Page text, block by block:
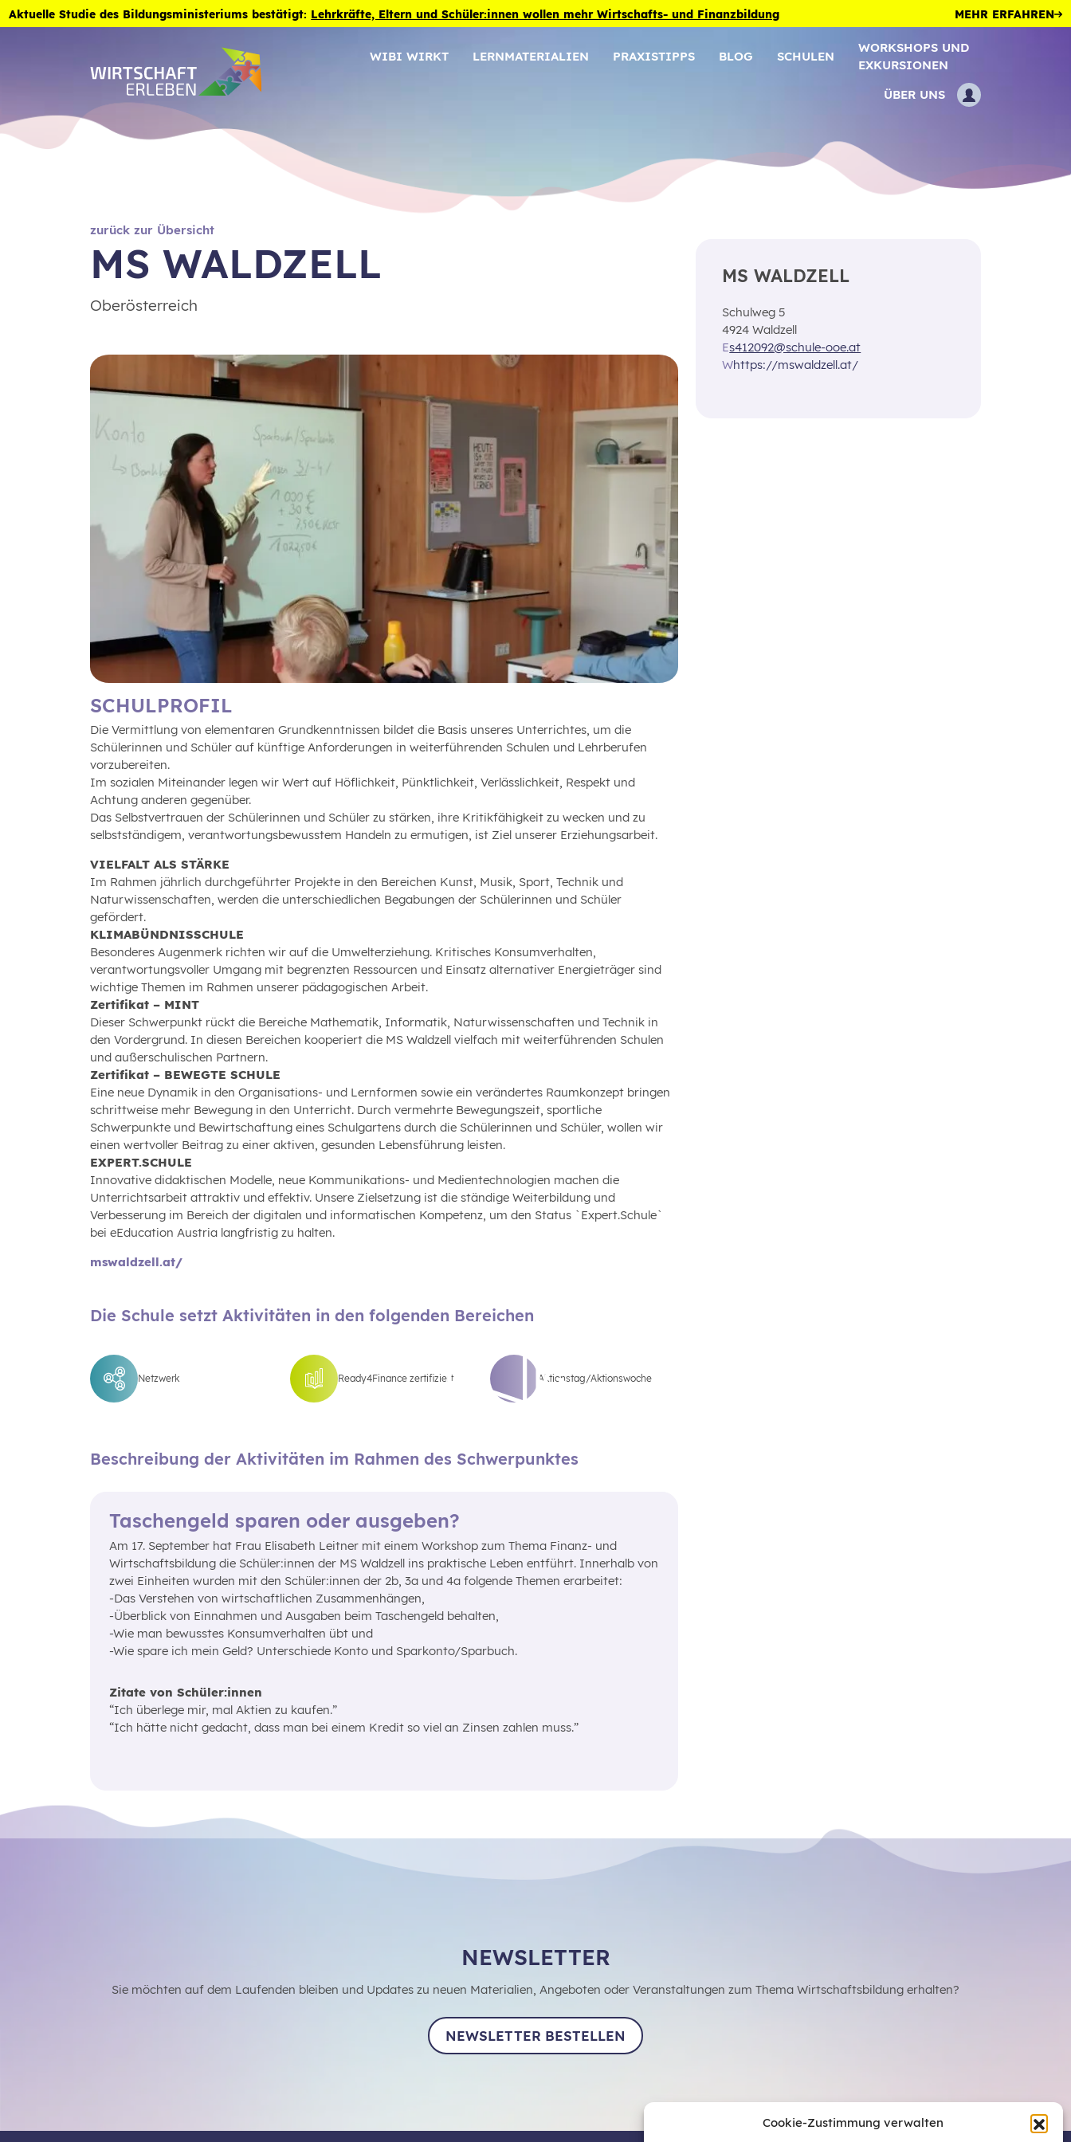
Cookie-Zustimmung verwalten
Zum Inhalt der Seite springen
Aktuelle Studie des Bildungsministeriums bestätigt: Lehrkräfte, Eltern und Schüler:innen wollen mehr Wirtschafts- und Finanzbildung MEHR ERFAHREN
WIBI WIRKT LERNMATERIALIEN PRAXISTIPPS BLOG SCHULEN
WORKSHOPS UND
EXKURSIONEN
ÜBER UNS
zurück zur Übersicht
MS WALDZELL
Oberösterreich
SCHULPROFIL
Die Vermittlung von elementaren Grundkenntnissen bildet die Basis unseres Unterrichtes, um die
Schülerinnen und Schüler auf künftige Anforderungen in weiterführenden Schulen und Lehrberufen
vorzubereiten.
Im sozialen Miteinander legen wir Wert auf Höflichkeit, Pünktlichkeit, Verlässlichkeit, Respekt und
Achtung anderen gegenüber.
Das Selbstvertrauen der Schülerinnen und Schüler zu stärken, ihre Kritikfähigkeit zu wecken und zu
selbstständigem, verantwortungsbewusstem Handeln zu ermutigen, ist Ziel unserer Erziehungsarbeit.
VIELFALT ALS STÄRKE
Im Rahmen jährlich durchgeführter Projekte in den Bereichen Kunst, Musik, Sport, Technik und
Naturwissenschaften, werden die unterschiedlichen Begabungen der Schülerinnen und Schüler
gefördert.
KLIMABÜNDNISSCHULE
Besonderes Augenmerk richten wir auf die Umwelterziehung. Kritisches Konsumverhalten,
verantwortungsvoller Umgang mit begrenzten Ressourcen und Einsatz alternativer Energieträger sind
wichtige Themen im Rahmen unserer pädagogischen Arbeit.
Zertifikat – MINT
Dieser Schwerpunkt rückt die Bereiche Mathematik, Informatik, Naturwissenschaften und Technik in
den Vordergrund. In diesen Bereichen kooperiert die MS Waldzell vielfach mit weiterführenden Schulen
und außerschulischen Partnern.
Zertifikat – BEWEGTE SCHULE
Eine neue Dynamik in den Organisations- und Lernformen sowie ein verändertes Raumkonzept bringen
schrittweise mehr Bewegung in den Unterricht. Durch vermehrte Bewegungszeit, sportliche
Schwerpunkte und Bewirtschaftung eines Schulgartens durch die Schülerinnen und Schüler, wollen wir
einen wertvoller Beitrag zu einer aktiven, gesunden Lebensführung leisten.
EXPERT.SCHULE
Innovative didaktischen Modelle, neue Kommunikations- und Medientechnologien machen die
Unterrichtsarbeit attraktiv und effektiv. Unsere Zielsetzung ist die ständige Weiterbildung und
Verbesserung im Bereich der digitalen und informatischen Kompetenz, um den Status `Expert.Schule`
bei eEducation Austria langfristig zu halten.
mswaldzell.at/
Die Schule setzt Aktivitäten in den folgenden Bereichen
Netzwerk Ready4Finance zertifiziert Aktionstag/Aktionswoche
Beschreibung der Aktivitäten im Rahmen des Schwerpunktes
Taschengeld sparen oder ausgeben?
Am 17. September hat Frau Elisabeth Leitner mit einem Workshop zum Thema Finanz- und
Wirtschaftsbildung die Schüler:innen der MS Waldzell ins praktische Leben entführt. Innerhalb von
zwei Einheiten wurden mit den Schüler:innen der 2b, 3a und 4a folgende Themen erarbeitet:
-Das Verstehen von wirtschaftlichen Zusammenhängen,
-Überblick von Einnahmen und Ausgaben beim Taschengeld behalten,
-Wie man bewusstes Konsumverhalten übt und
-Wie spare ich mein Geld? Unterschiede Konto und Sparkonto/Sparbuch.
Zitate von Schüler:innen
“Ich überlege mir, mal Aktien zu kaufen.”
“Ich hätte nicht gedacht, dass man bei einem Kredit so viel an Zinsen zahlen muss.”
MS WALDZELL
Schulweg 5
4924 Waldzell
Es412092@schule-ooe.at
Whttps://mswaldzell.at/
NEWSLETTER
Sie möchten auf dem Laufenden bleiben und Updates zu neuen Materialien, Angeboten oder Veranstaltungen zum Thema Wirtschaftsbildung erhalten?
NEWSLETTER BESTELLEN